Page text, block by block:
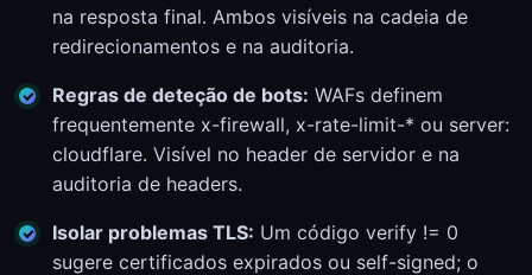
na resposta final. Ambos visíveis na cadeia de
redirecionamentos e na auditoria.
Regras de deteção de bots: WAFs definem
frequentemente x-firewall, x-rate-limit-* ou server:
cloudflare. Visível no header de servidor e na
auditoria de headers.
Isolar problemas TLS: Um código verify != 0
sugere certificados expirados ou self-signed; o